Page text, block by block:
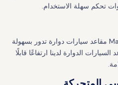
تحكم سهلة الاستخدام.
تقدم Manafeth Mobility Solutions مقاعد سيارات دوارة تدور بسهولة
الدوارة لدينا ارتفاعًا قابلًا